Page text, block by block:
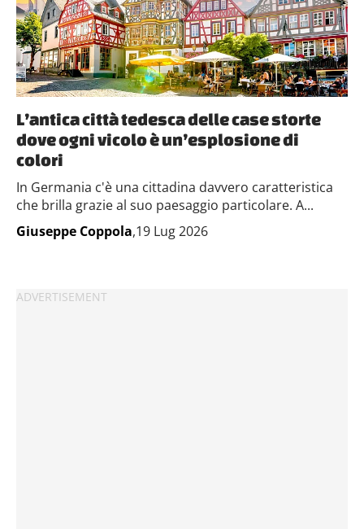
L’antica città tedesca delle case storte
dove ogni vicolo è un’esplosione di
colori
In Germania c'è una cittadina davvero caratteristica
che brilla grazie al suo paesaggio particolare. A...
Giuseppe Coppola,19 Lug 2026